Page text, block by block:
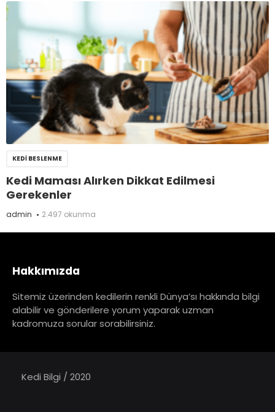
KEDI BESLENME
Kedi Maması Alırken Dikkat Edilmesi
Gerekenler
admin 2.497 okunma
Hakkımızda
Sitemiz üzerinden kedilerin renkli Dünya’sı hakkında bilgi
alabilir ve gönderilere yorum yaparak uzman
kadromuza sorular sorabilirsiniz.
Kedi Bilgi / 2020